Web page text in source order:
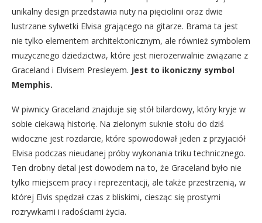
unikalny design przedstawia nuty na pięciolinii oraz dwie
lustrzane sylwetki Elvisa grającego na gitarze. Brama ta jest
nie tylko elementem architektonicznym, ale również symbolem
muzycznego dziedzictwa, które jest nierozerwalnie związane z
Graceland i Elvisem Presleyem. Jest to ikoniczny symbol
Memphis.
W piwnicy Graceland znajduje się stół bilardowy, który kryje w
sobie ciekawą historię. Na zielonym suknie stołu do dziś
widoczne jest rozdarcie, które spowodował jeden z przyjaciół
Elvisa podczas nieudanej próby wykonania triku technicznego.
Ten drobny detal jest dowodem na to, że Graceland było nie
tylko miejscem pracy i reprezentacji, ale także przestrzenią, w
której Elvis spędzał czas z bliskimi, ciesząc się prostymi
rozrywkami i radościami życia.